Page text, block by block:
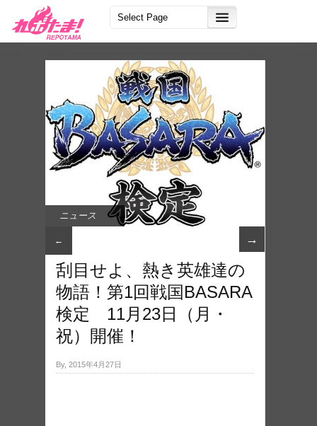
ニュース
← →
刮目せよ、熱き英雄達の
物語！第1回戦国BASARA
検定 11月23日（月・
祝）開催！
By, 2015年4月27日